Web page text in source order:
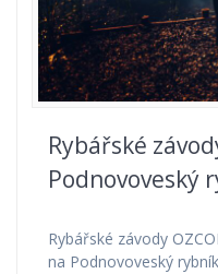
Rybářské
Podnovoveský
Rybářské závody
na Podnovoveský